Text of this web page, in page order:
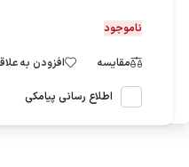
ناموجود
مقایسه افزودن به
اطلاع رسانی پیامکی